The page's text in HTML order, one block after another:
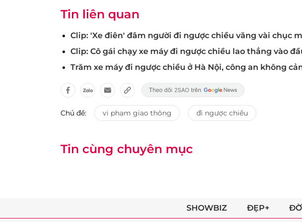
Tin liên quan
Clip: 'Xe điên' đâm người đi ngược chiều văng vài chục
Clip: Cô gái chạy xe máy đi ngược chiều lao thẳng vào
Trăm xe máy đi ngược chiều ở Hà Nội, công an không
Chủ đề: vi phạm giao thông đi ngược chiều
Tin cùng chuyên mục
SHOWBIZ ĐẸP+